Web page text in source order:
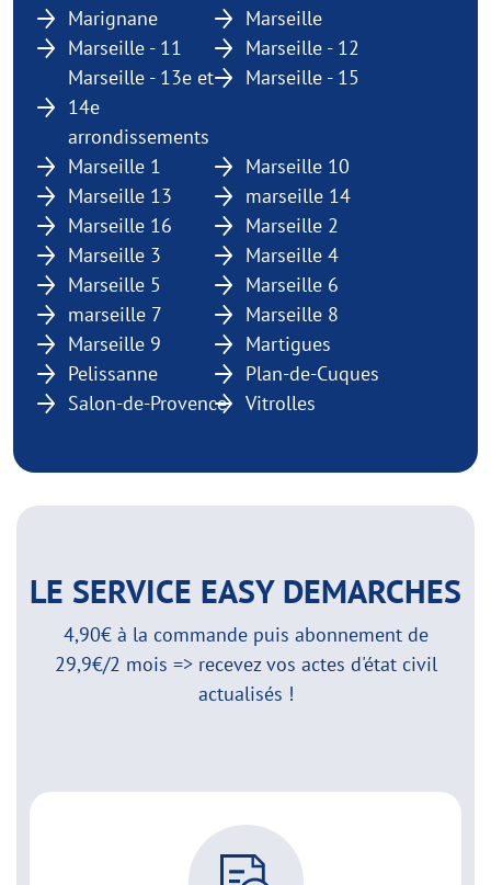
Marignane
Marseille
Marseille - 11
Marseille - 12
Marseille - 13e et
14e
arrondissements
Marseille - 15
Marseille 1
Marseille 10
Marseille 13
marseille 14
Marseille 16
Marseille 2
Marseille 3
Marseille 4
Marseille 5
Marseille 6
marseille 7
Marseille 8
Marseille 9
Martigues
Pelissanne
Plan-de-Cuques
Salon-de-Provence
Vitrolles
LE SERVICE EASY DEMARCHES
4,90€ à la commande puis abonnement de
29,9€/2 mois => recevez vos actes d'état civil
actualisés !